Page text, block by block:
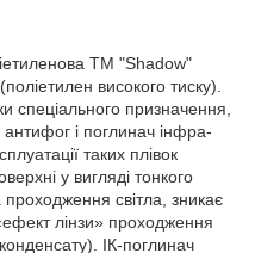
ТМ "Shadow"
високого тиску).
спеціального призначення,
антифог і поглинач інфра-
таких плівок
у вигляді тонкого
світла, зникає
лінзи» проходження
ІК-поглинач